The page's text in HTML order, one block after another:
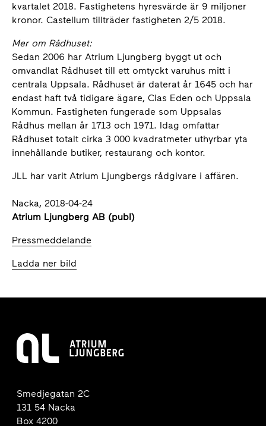
kvartalet 2018. Fastighetens hyresvärde är 9 miljoner
kronor. Castellum tillträder fastigheten 2/5 2018.
Mer om Rådhuset:
Sedan 2006 har Atrium Ljungberg byggt ut och
omvandlat Rådhuset till ett omtyckt varuhus mitt i
centrala Uppsala. Rådhuset är daterat år 1645 och har
endast haft två tidigare ägare, Clas Eden och Uppsala
Kommun. Fastigheten fungerade som Uppsalas
Rådhus mellan år 1713 och 1971. Idag omfattar
Rådhuset totalt cirka 3 000 kvadratmeter uthyrbar yta
innehållande butiker, restaurang och kontor.
JLL har varit Atrium Ljungbergs rådgivare i affären.
Nacka, 2018-04-24
Atrium Ljungberg AB (publ)
Pressmeddelande
Ladda ner bild
Smedjegatan 2C
131 54 Nacka
Box 4200